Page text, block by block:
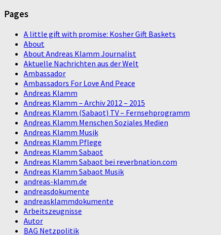
Pages
A little gift with promise: Kosher Gift Baskets
About
About Andreas Klamm Journalist
Aktuelle Nachrichten aus der Welt
Ambassador
Ambassadors For Love And Peace
Andreas Klamm
Andreas Klamm – Archiv 2012 – 2015
Andreas Klamm (Sabaot) TV – Fernsehprogramm
Andreas Klamm Menschen Soziales Medien
Andreas Klamm Musik
Andreas Klamm Pflege
Andreas Klamm Sabaot
Andreas Klamm Sabaot bei reverbnation.com
Andreas Klamm Sabaot Musik
andreas-klamm.de
andreasdokumente
andreasklammdokumente
Arbeitszeugnisse
Autor
BAG Netzpolitik